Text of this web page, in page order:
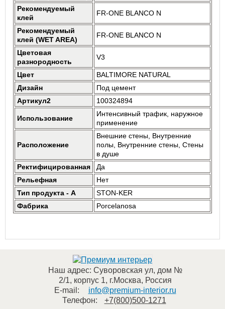
Рекомендуемый
клей
FR-ONE BLANCO N
Рекомендуемый
клей (WET AREA)
FR-ONE BLANCO N
Цветовая
разнородность
V3
Цвет
BALTIMORE NATURAL
Дизайн
Под цемент
Артикул2
100324894
Использование
Интенсивный трафик, наружное
применение
Расположение
Внешние стены, Внутренние
полы, Внутренние стены, Стены
в душе
Ректифицированная
Да
Рельефная
Нет
Тип продукта - A
STON-KER
Фабрика
Porcelanosa
Наш адрес: Суворовская ул, дом №
2/1, корпус 1, г.Москва, Россия
E-mail:
info@premium-interior.ru
Телефон:
+7(800)500-1271